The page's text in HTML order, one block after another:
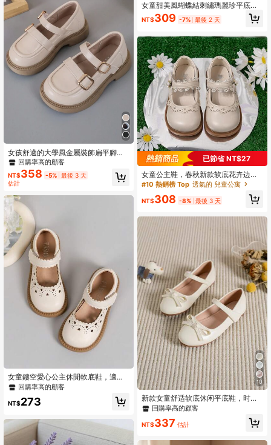
女孩舒適的大學風金屬裝飾扁平腳踝
帶芭蕾瑪麗珍鞋，懶人鞋
回購率高的顧客
NT$358 -5% 最後 3 天
估計
女童鏤空愛心公主休閒軟底鞋，適合
表演與各種派對
回購率高的顧客
NT$273
女童甜美風蝴蝶結刺繡瑪麗珍平底
鞋，春夏/秋冬時尚優雅芭蕾舞鞋
NT$309 -7% 最後 2 天
已節省 NT$27
女童公主鞋，春秋新款软底花卉边蝴
蝶结装饰时尚漂亮
#10 熱銷榜 Top 透氣的 兒童公寓
回購率高的顧客
#10 熱銷榜 Top 透氣的 兒童公寓
回購率高的顧客
#10 熱銷榜 Top 透氣的 兒童公寓
回購率高的顧客
#10 熱銷榜 Top
透氣的 兒童公寓
回購率高的顧客
NT$308 -8% 最後 3 天
10
新款女童舒适软底休闲平底鞋，时尚
潮流回購率高的顧客
NT$337 估計